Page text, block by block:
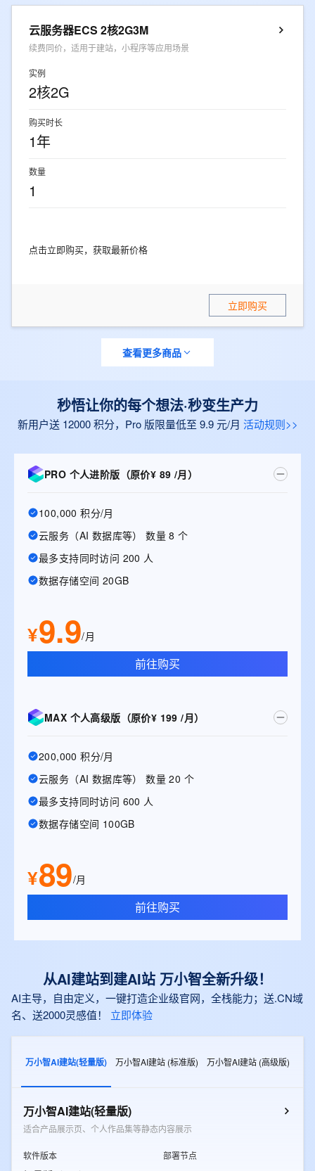
云服务器ECS 2核2G3M
续费同价，适用于建站，小程序等应用场景
实例
2核2G
购买时长
1年
数量
1
点击立即购买，获取最新价格
立即购买
查看更多商品
秒悟让你的每个想法·秒变生产力
新用户送 12000 积分，Pro 版限量低至 9.9 元/月 活动规则>>
PRO 个人进阶版（原价¥ 89 /月）
100,000 积分/月
云服务（AI 数据库等） 数量 8 个
最多支持同时访问 200 人
数据存储空间 20GB
¥9.9/月
前往购买
MAX 个人高级版（原价¥ 199 /月）
200,000 积分/月
云服务（AI 数据库等） 数量 20 个
最多支持同时访问 600 人
数据存储空间 100GB
¥89/月
前往购买
从AI建站到建AI站 万小智全新升级！
AI主导，自由定义，一键打造企业级官网，全栈能力；送.CN域
名、送2000灵感值！
立即体验
万小智AI建站(轻量版) 万小智AI建站 (标准版) 万小智AI建站 (高级版)
万小智AI建站(轻量版)
适合产品展示页、个人作品集等静态内容展示
软件版本 部署节点